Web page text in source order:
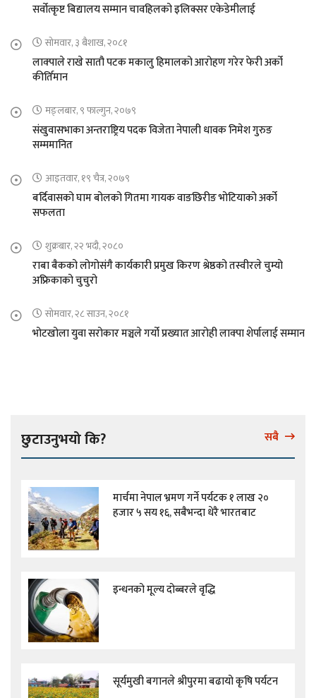
सर्वोत्कृष्ट बिद्यालय सम्मान चावहिलको इलिक्सर एकेडेमीलाई
सोमवार, ३ बैशाख, २०८१
लाक्पाले राखे सातौ पटक मकालु हिमालको आरोहण गरेर फेरी अर्को
कीर्तिमान
मङ्लबार, ९ फाल्गुन, २०७९
संखुवासभाका अन्तराष्ट्रिय पदक विजेता नेपाली धावक निमेश गुरुङ
सम्ममानित
आइतवार, १९ चैत्र, २०७९
बर्दिवासको घाम बोलको गितमा गायक वाङछिरीङ भोटियाको अर्को
सफलता
शुक्रबार, २२ भदौ, २०८०
राबा बैकको लोगोसंगै कार्यकारी प्रमुख किरण श्रेष्ठको तस्वीरले चुम्यो
अफ्रिकाको चुचुरो
सोमवार, २८ साउन, २०८१
भोटखोला युवा सरोकार मञ्चले गर्यो प्रख्यात आरोही लाक्पा शेर्पालाई सम्मान
छुटाउनुभयो कि? सबै
मार्चमा नेपाल भ्रमण गर्ने पर्यटक १ लाख २०
हजार ५ सय १६, सबैभन्दा धेरै भारतबाट
इन्धनको मूल्य दोब्बरले वृद्धि
सूर्यमुखी बगानले श्रीपुरमा बढायो कृषि पर्यटन